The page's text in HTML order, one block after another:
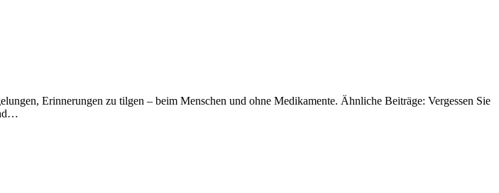
Erinnerungen zu tilgen – beim Menschen und ohne Medikamente. Ähnliche Beiträge: Vergessen Sie